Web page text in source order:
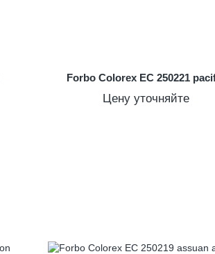
Forbo Colorex EC 250221
Цену уточняйте